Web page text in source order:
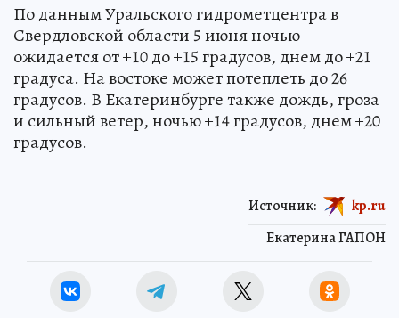
По данным Уральского гидрометцентра в
Свердловской области 5 июня ночью
ожидается от +10 до +15 градусов, днем до +21
градуса. На востоке может потеплеть до 26
градусов. В Екатеринбурге также дождь, гроза
и сильный ветер, ночью +14 градусов, днем +20
градусов.
Екатерина ГАПОН
Источник: kp.ru